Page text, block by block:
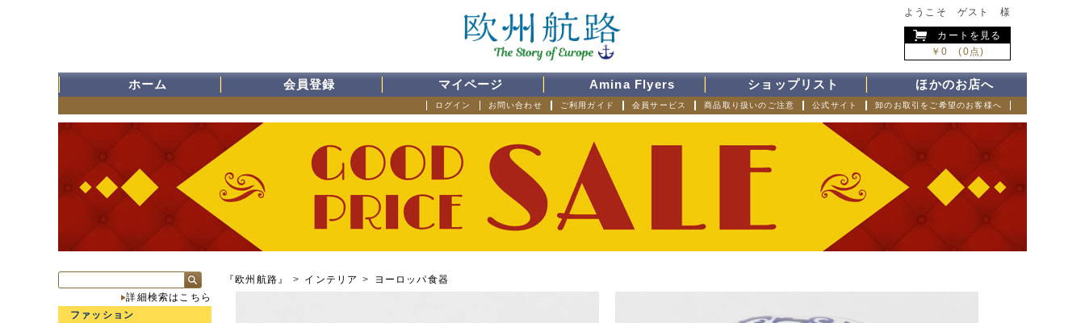
ようこそ ゲスト 様
カートを見る
￥0 (0点)
ホーム 会員登録 マイページ Amina Flyers ショップリスト ほかのお店へ
卸のお取引をご希望のお客様へ
公式サイト
商品取り扱いのご注意
会員サービス
ご利用ガイド
お問い合わせ
ログイン
『欧州航路』 > インテリア > ヨーロッパ食器
詳細検索はこちら
ファッション